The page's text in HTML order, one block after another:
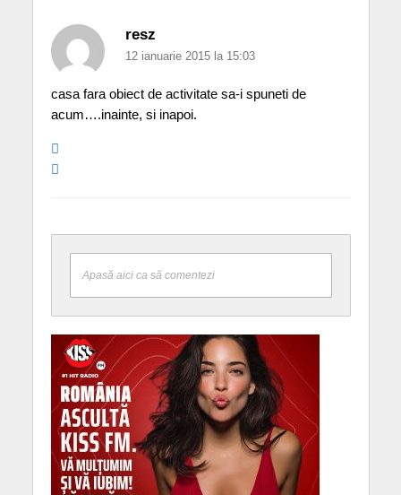
resz
12 ianuarie 2015 la 15:03
casa fara obiect de activitate sa-i spuneti de
acum….inainte, si inapoi.
Apasă aici ca să comentezi